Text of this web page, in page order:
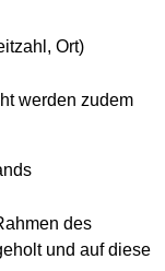
Ort)
werden zudem
des
und auf diese